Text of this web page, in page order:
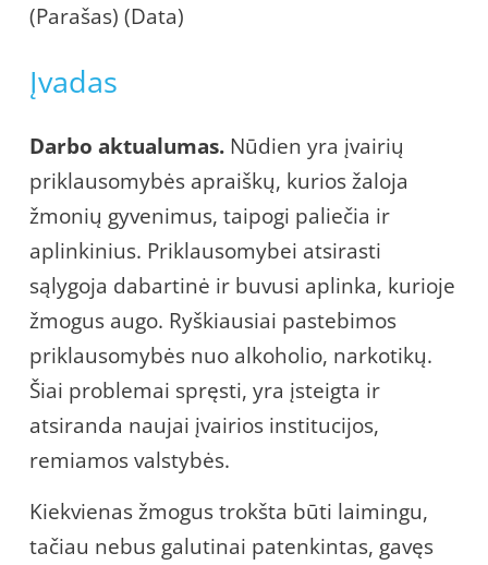
(Parašas) (Data)
Įvadas
Darbo aktualumas. Nūdien yra įvairių
priklausomybės apraiškų, kurios žaloja
žmonių gyvenimus, taipogi paliečia ir
aplinkinius. Priklausomybei atsirasti
sąlygoja dabartinė ir buvusi aplinka, kurioje
žmogus augo. Ryškiausiai pastebimos
priklausomybės nuo alkoholio, narkotikų.
Šiai problemai spręsti, yra įsteigta ir
atsiranda naujai įvairios institucijos,
remiamos valstybės.
Kiekvienas žmogus trokšta būti laimingu,
tačiau nebus galutinai patenkintas, gavęs